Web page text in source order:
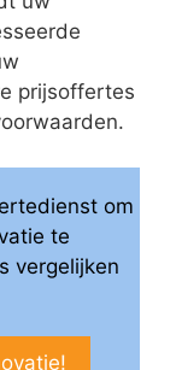
prijsoffertes
om
te
vergelijken